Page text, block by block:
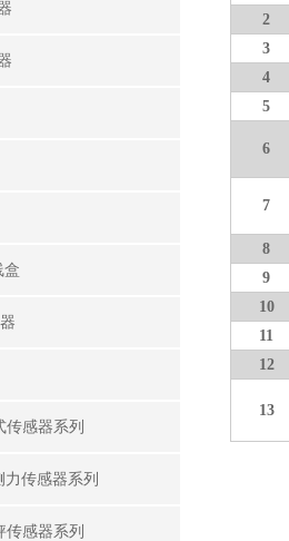
盒
传感器系列
力传感器系列
传感器系列
2
3
4
5
6
7
8
9
10
11
12
13